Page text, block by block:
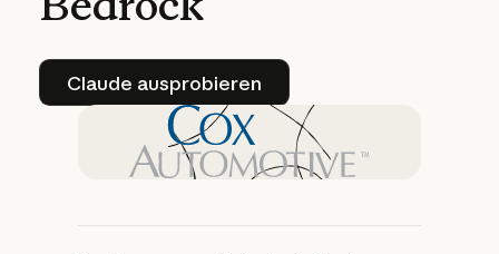
Claude ausprobieren
Claude ausprobieren